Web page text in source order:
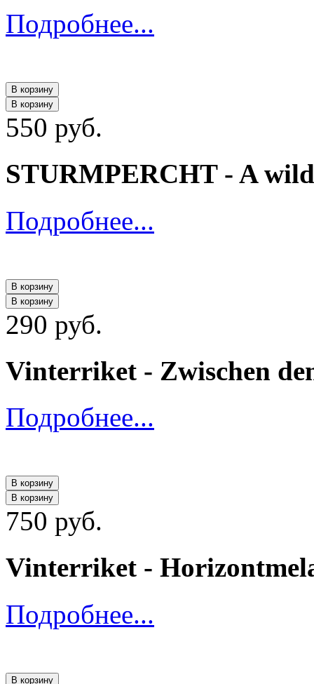
Подробнее...
В корзину
В корзину
550 руб.
STURMPERCHT - A
Подробнее...
В корзину
В корзину
290 руб.
Vinterriket - Zwischen
Подробнее...
В корзину
В корзину
750 руб.
Vinterriket -
Подробнее...
В корзину